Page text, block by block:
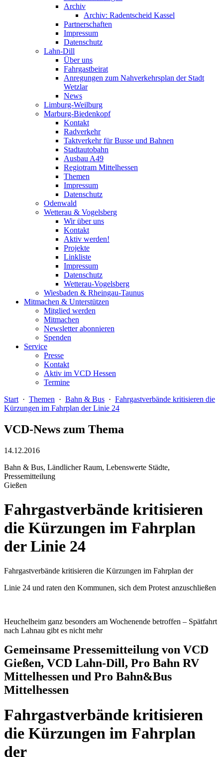
Archiv
Archiv: Radentscheid Kassel
Partnerschaften
Impressum
Datenschutz
Lahn-Dill
Über uns
Fahrgastbeirat
Anregungen zum Nahverkehrsplan der Stadt
Wetzlar
News
Limburg-Weilburg
Marburg-Biedenkopf
Kontakt
Radverkehr
Taktverkehr für Busse und Bahnen
Stadtautobahn
Ausbau A49
Regiotram Mittelhessen
Themen
Impressum
Datenschutz
Odenwald
Wetterau & Vogelsberg
Wir über uns
Kontakt
Aktiv werden!
Projekte
Linkliste
Impressum
Datenschutz
Wetterau-Vogelsberg
Wiesbaden & Rheingau-Taunus
Mitmachen & Unterstützen
Mitglied werden
Mitmachen
Newsletter abonnieren
Spenden
Service
Presse
Kontakt
Aktiv im VCD Hessen
Termine
Start · Themen · Bahn & Bus · Fahrgastverbände kritisieren die
Kürzungen im Fahrplan der Linie 24
VCD-News zum Thema
14.12.2016
Bahn & Bus, Ländlicher Raum, Lebenswerte Städte,
Pressemitteilung
Gießen
Fahrgastverbände kritisieren
die Kürzungen im Fahrplan
der Linie 24
Fahrgastverbände kritisieren die Kürzungen im Fahrplan der
Linie 24 und raten den Kommunen, sich dem Protest anzuschließen
Heuchelheim ganz besonders am Wochenende betroffen – Spätfahrt
nach Lahnau gibt es nicht mehr
Gemeinsame Pressemitteilung von VCD
Gießen, VCD Lahn-Dill, Pro Bahn RV
Mittelhessen und Pro Bahn&Bus
Mittelhessen
Fahrgastverbände kritisieren
die Kürzungen im Fahrplan
der